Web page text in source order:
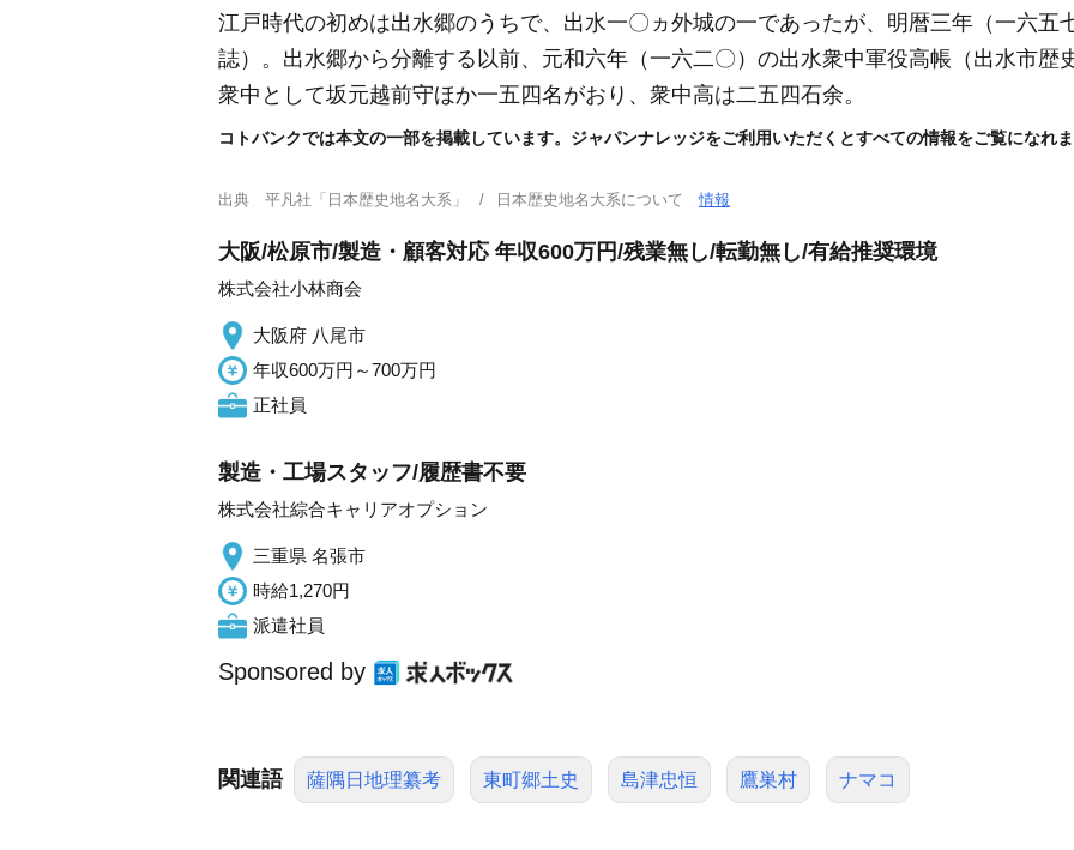
江戸時代の初めは出水郷のうちで、出水一〇ヵ外城の一であったが、明暦三年 （一六五
誌） 。出水郷から分離する以前、元和六年 （一六二〇） の出水衆中軍役高帳 （出水市歴
衆中として坂元越前守ほか一五四名がおり、衆中高は二五四石余。
コトバンクでは本文の一部を掲載しています。ジャパンナレッジをご利用いただくとすべての情報をご覧になれま
出典 平凡社「日本歴史地名大系」 日本歴史地名大系について情報
大阪/松原市/製造・顧客対応 年収600万円/残業無し/転勤無し/有給推奨環境
株式会社小林商会
大阪府 八尾市
年収600万円～700万円
正社員
製造・工場スタッフ/履歴書不要
株式会社綜合キャリアオプション
三重県 名張市
時給1,270円
派遣社員
Sponsored by
関連語 薩隅日地理纂考 東町郷土史 島津忠恒 鷹巣村 ナマコ